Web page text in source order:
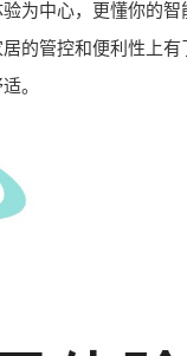
为中心，更懂你的
的管控和便利性上
。